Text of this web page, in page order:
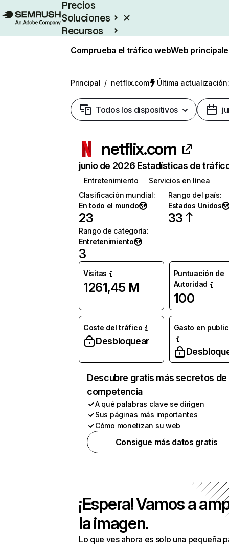
Precios
Soluciones
Recursos
Comprueba el tráfico webWeb
Principal / netflix.com Última
Todos los dispositivos
netflix.com
junio de 2026 Estadísticas de
Entretenimiento
Servicios en línea
Clasificación mundial:
En todo el mundo
23
Rango del país:
Estados Unidos
33
Rango de categoría:
Entretenimiento
3
Visitas
1261,45 M
Puntuación de
Autoridad
100
Coste del tráfico
Desbloquear
Gasto en
Descubre gratis más secretos de
competencia
A qué palabras clave se dirigen
Sus páginas más importantes
Cómo monetizan su web
Consigue más datos gratis
¡Espera! Vamos a
la imagen.
Lo que ves ahora es solo una pequeña